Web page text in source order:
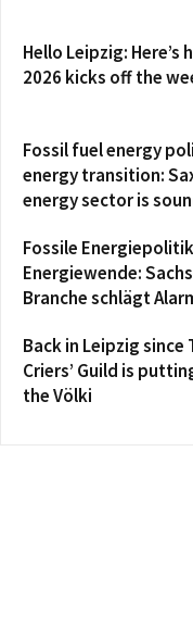
Hello Leipzig: Here’s
2026 kicks off the
Fossil fuel energy
energy transition:
energy sector is
Fossile
Energiewende:
Branche schlägt
Back in Leipzig
Criers’ Guild is
the Völki